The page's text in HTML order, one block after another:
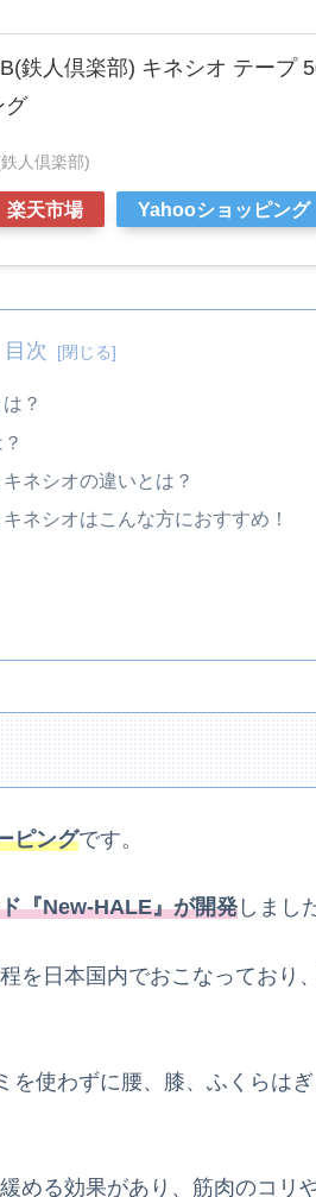
鉄人倶楽部) キネシオ テープ
グ
人倶楽部)
楽天市場 Yahooショッピング
目次
？
ネシオの違いとは？
ネシオはこんな方におすすめ！
ピングです。
『New-HALE』が開発 しまし
を日本国内でおこなっており
を使わずに腰、膝、ふくらは
める効果があり、筋肉のコリ